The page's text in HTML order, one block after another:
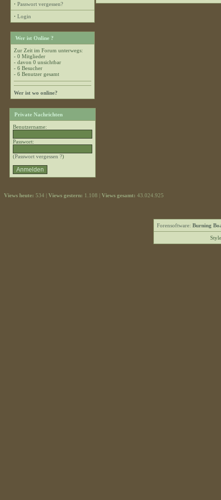
· Passwort vergessen?
· Login
Wer ist Online ?
Zur Zeit im Forum unterwegs:
- 0 Mitglieder
- davon 0 unsichtbar
- 6 Besucher
- 6 Benutzer gesamt
Wer ist wo online?
Private Nachrichten
Benutzername:
Passwort:
(Passwort vergessen ?)
Views heute: 534 | Views gestern: 1.108 | Views gesamt: 43.024.925
Forensoftware: Burning